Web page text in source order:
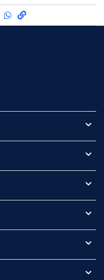
por Facebook
por Twitter
Compartilhe por
Compartilhe por
link para Copiar